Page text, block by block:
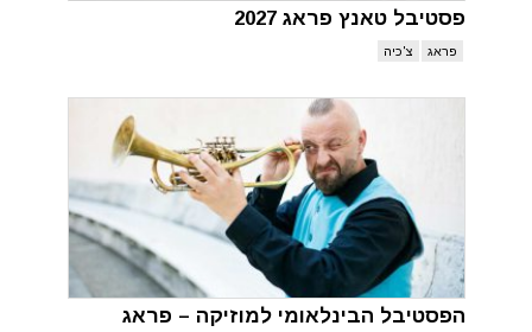
פסטיבל טאנץ פראג 2027
פראג צ'כיה
הפסטיבל הבינלאומי למוזיקה – פראג